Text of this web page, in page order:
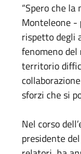
“Spero che
Monteleone -
rispetto degli
fenomeno del
territorio
sforzi che si
Nel corso
presidente